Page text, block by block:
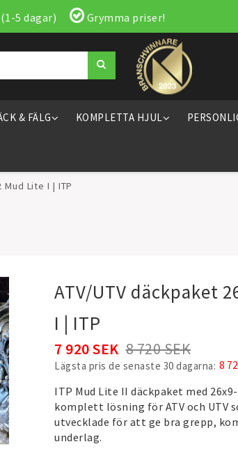
5 dagar) Grymma priser!
& FÄLG KOMPLETTA HJUL
Mud Lite I | ITP
ATV/UTV däckpaket
I | ITP
8 720 SEK
7 920 SEK
Lägsta pris de senaste 30 dagarna 8
ITP Mud Lite II däckpaket med
komplett lösning för ATV och UTV
utvecklade för att ge bra grepp,
underlag.